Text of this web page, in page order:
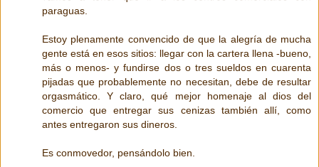
paraguas.
Estoy plenamente convencido de que la alegría de mucha
gente está en esos sitios: llegar con la cartera llena -bueno,
más o menos- y fundirse dos o tres sueldos en cuarenta
pijadas que probablemente no necesitan, debe de resultar
orgasmático. Y claro, qué mejor homenaje al dios del
comercio que entregar sus cenizas también allí, como
antes entregaron sus dineros.
Es conmovedor, pensándolo bien.